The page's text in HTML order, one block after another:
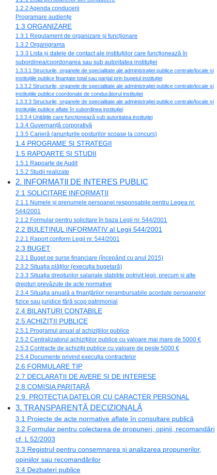
1.2.2 Agenda conducerii
Programare audiențe
1.3 ORGANIZARE
1.3.1 Regulament de organizare și funcționare
1.3.2 Organigrama
1.3.3 Lista și datele de contact ale instituțiilor care funcționează în
subordinea/coordonarea sau sub autoritatea instituției
1.3.3.1 Structurile, organele de specialitate ale administrației publice centrale/locale și
instituțiile publice finanțate total sau parțial prin bugetul instituției
1.3.3.2 Structurile, organele de specialitate ale administrației publice centrale/locale și
instituțiile publice coordonate de conducătorul instituției
1.3.3.3 Structurile, organele de specialitate ale administrației publice centrale/locale și
instituțiile publice aflate în subordinea instituției
1.3.3.4 Unitățile care funcționează sub autoritatea instituției
1.3.4 Guvernanță corporativă
1.3.5 Carieră (anunțurile posturilor scoase la concurs)
1.4 PROGRAME ȘI STRATEGII
1.5 RAPOARTE ȘI STUDII
1.5.1 Rapoarte de Audit
1.5.2 Studii realizate
2. INFORMAȚII DE INTERES PUBLIC
2.1 SOLICITARE INFORMAȚII
2.1.1 Numele și prenumele persoanei responsabile pentru Legea nr.
544/2001
2.1.2 Formular pentru solicitare în baza Legii nr. 544/2001
2.2 BULETINUL INFORMATIV al Legii 544/2001
2.2.1 Raport conform Legii nr. 544/2001
2.3 BUGET
2.3.1 Buget pe surse financiare (începând cu anul 2015)
2.3.2 Situația plăților (execuția bugetară)
2.3.3 Situația drepturilor salariale stabilite potrivit legii, precum și alte
drepturi prevăzute de acte normative
2.3.4 Situația anuală a finanțărilor nerambursabile acordate persoanelor
fizice sau juridice fără scop patrimonial
2.4 BILANȚURI CONTABILE
2.5 ACHIZIȚII PUBLICE
2.5.1 Programul anual al achizițiilor publice
2.5.2 Centralizatorul achizițiilor publice cu valoare mai mare de 5000 €
2.5.3 Contracte de achiziții publice cu valoare de peste 5000 €
2.5.4 Documente privind execuția contractelor
2.6 FORMULARE TIP
2.7 DECLARAȚII DE AVERE ȘI DE INTERESE
2.8 COMISIA PARITARĂ
2.9. PROTECȚIA DATELOR CU CARACTER PERSONAL
3. TRANSPARENȚĂ DECIZIONALĂ
3.1 Proiecte de acte normative aflate în consultare publică
3.2 Formular pentru colectarea de propuneri, opinii, recomandări
cf. L 52/2003
3.3 Registrul pentru consemnarea și analizarea propunerilor,
opiniilor sau recomandărilor
3.4 Dezbateri publice